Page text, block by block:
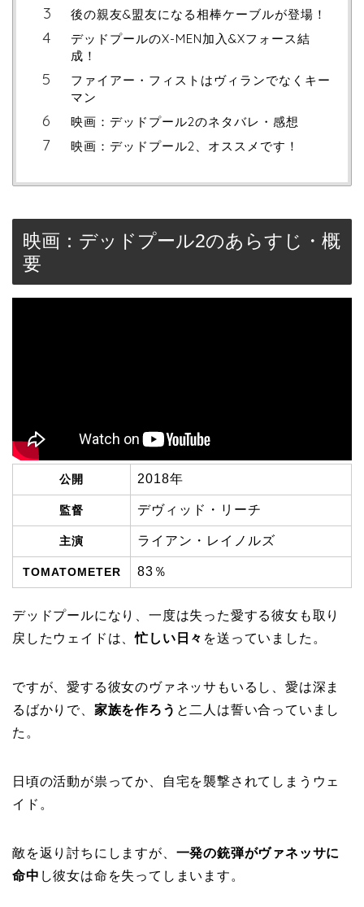
後の親友&盟友になる相棒ケーブルが登場！
デッドプールのX-MEN加入&Xフォース結
成！
ファイアー・フィストはヴィランでなくキー
マン
映画：デッドプール2のネタバレ・感想
映画：デッドプール2、オススメです！
映画：デッドプール2のあらすじ・概
要
公開 2018年
監督 デヴィッド・リーチ
主演 ライアン・レイノルズ
TOMATOMETER 83％
デッドプールになり、一度は失った愛する彼女も取り
戻したウェイドは、忙しい日々 を送っていました。
ですが、愛する彼女のヴァネッサもいるし、愛は深ま
るばかりで、 家族を作ろう と二人は誓い合っていまし
た。
日頃の活動が祟ってか、自宅を襲撃されてしまうウェ
イド。
敵を返り討ちにしますが、 一発の銃弾がヴァネッサに
命中 し彼女は命を失ってしまいます。